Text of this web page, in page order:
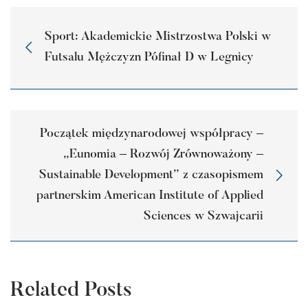
Sport: Akademickie Mistrzostwa Polski w
Futsalu Mężczyzn Pófinał D w Legnicy
Początek międzynarodowej współpracy –
„Eunomia – Rozwój Zrównoważony –
Sustainable Development” z czasopismem
partnerskim American Institute of Applied
Sciences w Szwajcarii
Related Posts